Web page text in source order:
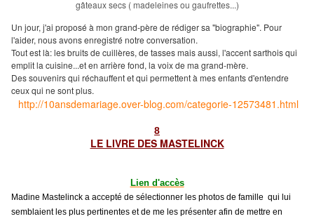
gâteaux secs ( madeleines ou gaufrettes...)
Un jour, j'ai proposé à mon grand-père de rédiger sa "biographie". Pour
l'aider, nous avons enregistré notre conversation.
Tout est là: les bruits de cuillères, de tasses mais aussi, l'accent sarthois qui
emplit la cuisine...et en arrière fond, la voix de ma grand-mère.
Des souvenirs qui réchauffent et qui permettent à mes enfants d'entendre
ceux qui ne sont plus.
http://10ansdemariage.over-blog.com/categorie-12573481.html
8
LE LIVRE DES MASTELINCK
Lien d'accès
Madine Mastelinck a accepté de sélectionner les photos de famille qui lui
semblaient les plus pertinentes et de me les présenter afin de mettre en